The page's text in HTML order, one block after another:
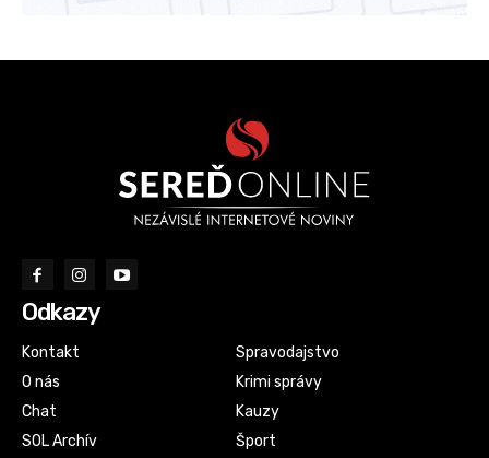
Odkazy
Kontakt
O nás
Chat
SOL Archív
Spravodajstvo
Krimi správy
Kauzy
Šport